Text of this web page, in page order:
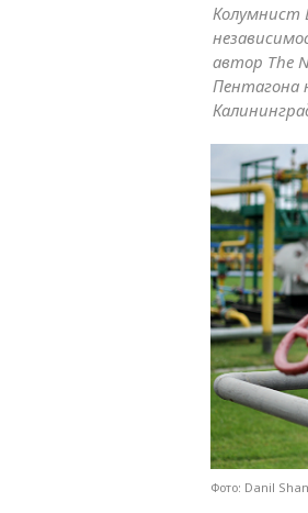
Колумнист
автор The
Пентагона
Фото: Danil